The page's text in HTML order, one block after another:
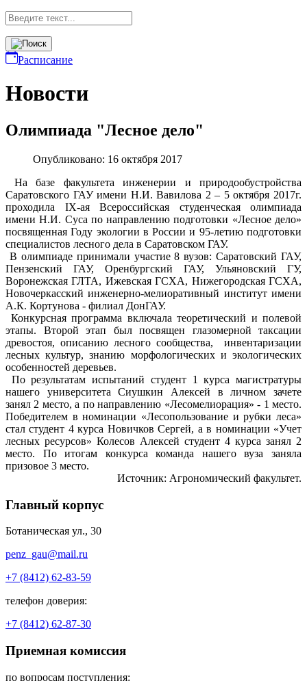
Расписание
Новости
Олимпиада "Лесное дело"
Опубликовано: 16 октября 2017
На базе факультета инженерии и природообустройства
Саратовского ГАУ имени Н.И. Вавилова 2 – 5 октября 2017г.
проходила IX-ая Всероссийская студенческая олимпиада
имени Н.И. Суса по направлению подготовки «Лесное дело»
посвященная Году экологии в России и 95-летию подготовки
специалистов лесного дела в Саратовском ГАУ.
В олимпиаде принимали участие 8 вузов: Саратовский ГАУ,
Пензенский ГАУ, Оренбургский ГАУ, Ульяновский ГУ,
Воронежская ГЛТА, Ижевская ГСХА, Нижегородская ГСХА,
Новочеркасский инженерно-мелиоративный институт имени
А.К. Кортунова - филиал ДонГАУ.
Конкурсная программа включала теоретический и полевой
этапы. Второй этап был посвящен глазомерной таксации
древостоя, описанию лесного сообщества, инвентаризации
лесных культур, знанию морфологических и экологических
особенностей деревьев.
По результатам испытаний студент 1 курса магистратуры
нашего университета Сиушкин Алексей в личном зачете
занял 2 место, а по направлению «Лесомелиорация» - 1 место.
Победителем в номинации «Лесопользование и рубки леса»
стал студент 4 курса Новичков Сергей, а в номинации «Учет
лесных ресурсов» Колесов Алексей студент 4 курса занял 2
место. По итогам конкурса команда нашего вуза заняла
призовое 3 место.
Источник: Агрономический факультет.
Главный корпус
Ботаническая ул., 30
penz_gau@mail.ru
+7 (8412) 62-83-59
телефон доверия:
+7 (8412) 62-87-30
Приемная комиссия
по вопросам поступления: